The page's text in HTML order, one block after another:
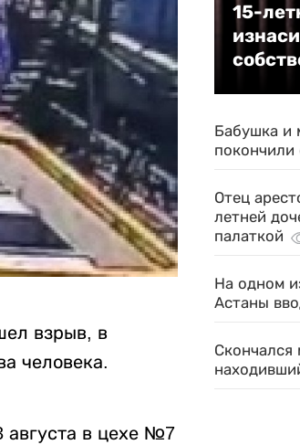
взрыв, в
человека.
августа в цехе №7
15-
Бабушка и
покончили
Отец
летней
палаткой
На одном
Астаны
Скончался